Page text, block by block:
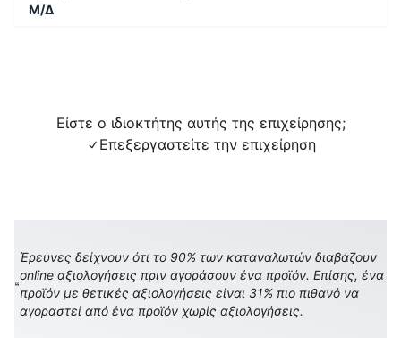
Μ/Δ
Είστε ο ιδιοκτήτης αυτής της επιχείρησης;
Επεξεργαστείτε την επιχείρηση
Έρευνες δείχνουν ότι το 90% των καταναλωτών διαβάζουν
online αξιολογήσεις πριν αγοράσουν ένα προϊόν. Επίσης, ένα
προϊόν με θετικές αξιολογήσεις είναι 31% πιο πιθανό να
αγοραστεί από ένα προϊόν χωρίς αξιολογήσεις.